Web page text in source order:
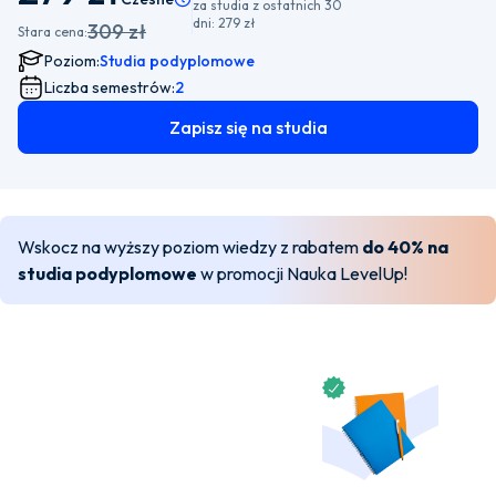
Stara cena:309 zł
za studia z ostatnich 30
dni: 279 zł
Poziom:Studia podyplomowe
Liczba semestrów:2
Zapisz się na studia
Wskocz na wyższy poziom wiedzy z rabatem do 40% na
studia podyplomowe w promocji Nauka LevelUp!